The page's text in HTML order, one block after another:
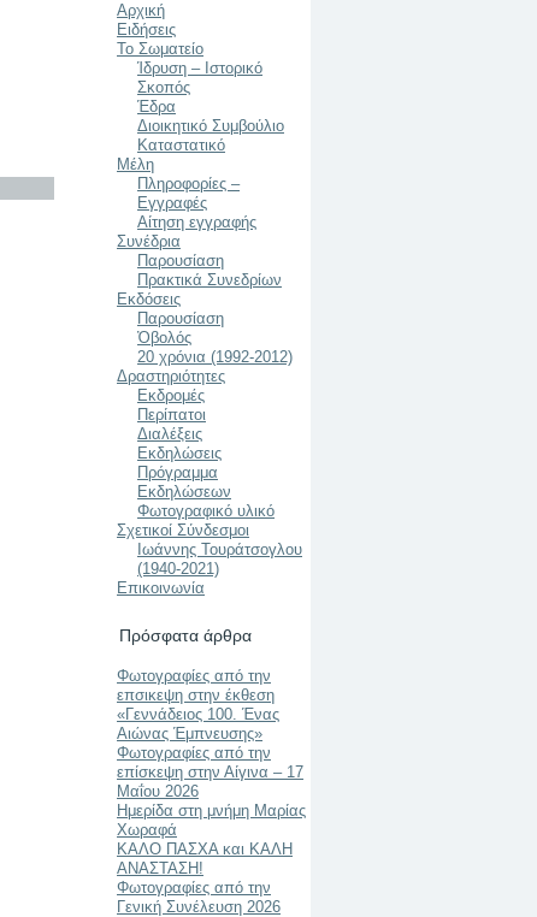
Αρχική
Ειδήσεις
Το Σωματείο
Ίδρυση – Ιστορικό
Σκοπός
Έδρα
Διοικητικό Συμβούλιο
Καταστατικό
Μέλη
Πληροφορίες –
Εγγραφές
Αίτηση εγγραφής
Συνέδρια
Παρουσίαση
Πρακτικά Συνεδρίων
Εκδόσεις
Παρουσίαση
Ὀβολός
20 χρόνια (1992-2012)
Δραστηριότητες
Εκδρομές
Περίπατοι
Διαλέξεις
Εκδηλώσεις
Πρόγραμμα
Εκδηλώσεων
Φωτογραφικό υλικό
Σχετικοί Σύνδεσμοι
Ιωάννης Τουράτσογλου
(1940-2021)
Επικοινωνία
Πρόσφατα άρθρα
Φωτογραφίες από την
επσικεψη στην έκθεση
«Γεννάδειος 100. Ένας
Αιώνας Έμπνευσης»
Φωτογραφίες από την
επίσκεψη στην Αίγινα – 17
Μαΐου 2026
Ημερίδα στη μνήμη Μαρίας
Χωραφά
ΚΑΛΟ ΠΑΣΧΑ και ΚΑΛΗ
ΑΝΑΣΤΑΣΗ!
Φωτογραφίες από την
Γενική Συνέλευση 2026